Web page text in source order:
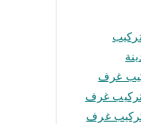
غرف
غرف
غرف